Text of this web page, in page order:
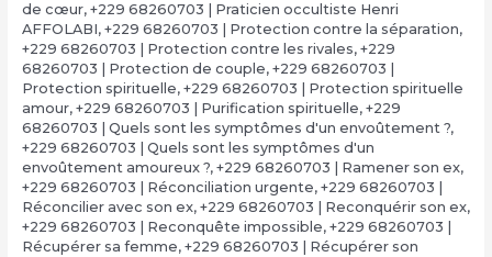
de cœur, +229 68260703 | Praticien occultiste Henri
AFFOLABI, +229 68260703 | Protection contre la séparation,
+229 68260703 | Protection contre les rivales, +229
68260703 | Protection de couple, +229 68260703 |
Protection spirituelle, +229 68260703 | Protection spirituelle
amour, +229 68260703 | Purification spirituelle, +229
68260703 | Quels sont les symptômes d'un envoûtement ?,
+229 68260703 | Quels sont les symptômes d'un
envoûtement amoureux ?, +229 68260703 | Ramener son ex,
+229 68260703 | Réconciliation urgente, +229 68260703 |
Réconcilier avec son ex, +229 68260703 | Reconquérir son ex,
+229 68260703 | Reconquête impossible, +229 68260703 |
Récupérer sa femme, +229 68260703 | Récupérer son